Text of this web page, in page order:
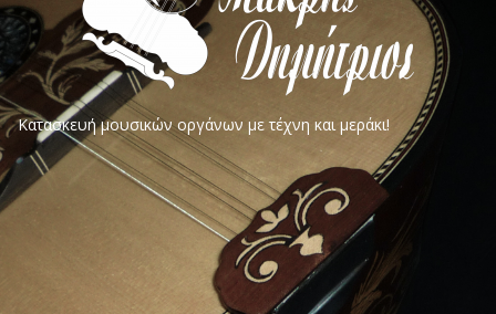
Κατασκευή μουσικών οργάνων με τέχνη και μεράκι!